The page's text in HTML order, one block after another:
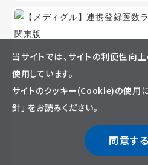
当サイトでは、サイトの利便性向
使用しています。
サイトのクッキー(Cookie)の使用に
針」 をお読みください。
同意する